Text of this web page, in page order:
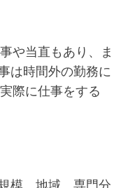
や当直もあり、ま
は時間外の勤務に
際に仕事をする
模、地域、専門分